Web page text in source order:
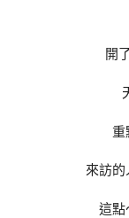
開
重
來訪的
這點